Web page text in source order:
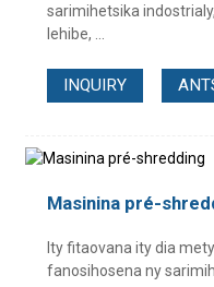
sarimihetsika
lehibe, ...
INQUIRY
Masinina pré-
Ity fitaovana ity dia
fanosihosena ny